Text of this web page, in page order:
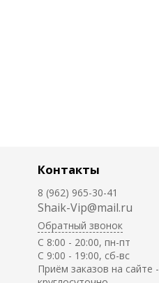
Контакты
8 (962) 965-30-41
Shaik-Vip@mail.ru
Обратный звонок
C 8:00 - 20:00, пн-пт
С 9:00 - 19:00, сб-вс
Приём заказов на сайте -